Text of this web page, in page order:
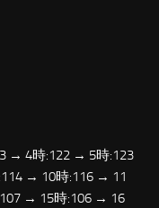
→ 4時:122 → 5時:123
→ 10時:116 → 11
→ 15時:106 → 16